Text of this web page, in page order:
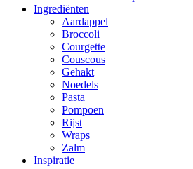
Ingrediënten
Aardappel
Broccoli
Courgette
Couscous
Gehakt
Noedels
Pasta
Pompoen
Rijst
Wraps
Zalm
Inspiratie